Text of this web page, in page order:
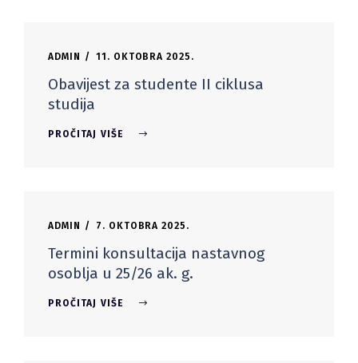
ADMIN 11. OKTOBRA 2025.
Obavijest za studente II ciklusa
studija
PROČITAJ VIŠE
ADMIN 7. OKTOBRA 2025.
Termini konsultacija nastavnog
osoblja u 25/26 ak. g.
PROČITAJ VIŠE